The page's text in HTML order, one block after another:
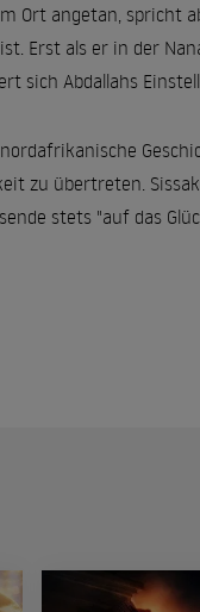
Ort angetan, spricht
Erst als er in der
sich Abdallahs
zu übertreten.
stets "auf das